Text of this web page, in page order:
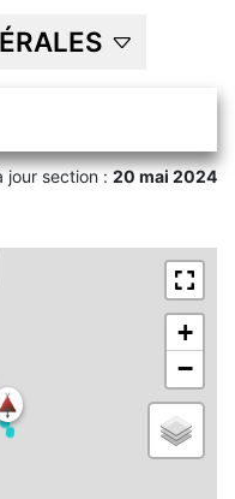
jour section :20 mai 2024
+
−